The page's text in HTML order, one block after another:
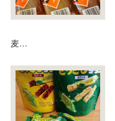
麦…